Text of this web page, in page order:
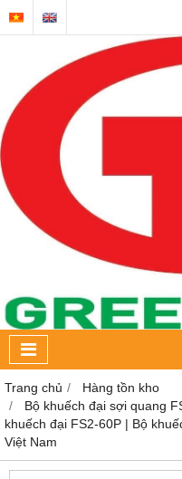
Trang chủ
Hàng tồn kho
Bộ khuếch đại sợi quang
khuếch đại FS2-60P | Bộ
Việt Nam